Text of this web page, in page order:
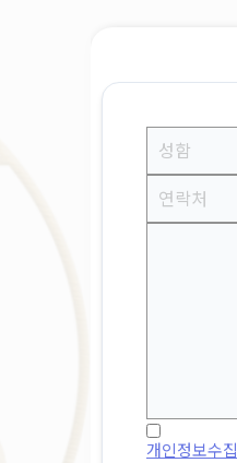
개인정보수집